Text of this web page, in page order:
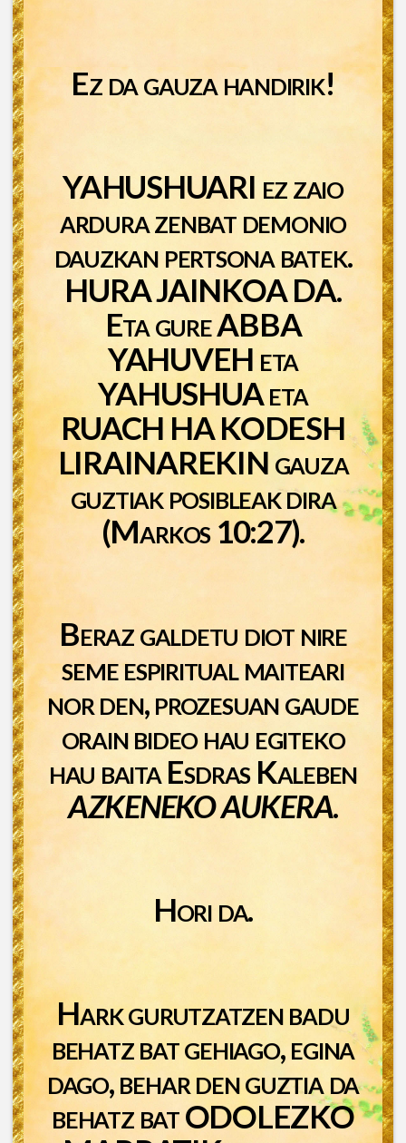
Ez da gauza handirik!
YAHUSHUARI ez zaio
ardura zenbat demonio
dauzkan pertsona batek.
HURA JAINKOA DA.
Eta gure ABBA
YAHUVEH eta
YAHUSHUA eta
RUACH HA KODESH
LIRAINAREKIN gauza
guztiak posibleak dira
(Markos 10:27).
Beraz galdetu diot nire
seme espiritual maiteari
nor den, prozesuan gaude
orain bideo hau egiteko
hau baita Esdras Kaleben
AZKENEKO AUKERA.
Hori da.
Hark gurutzatzen badu
behatz bat gehiago, egina
dago, behar den guztia da
behatz bat ODOLEZKO